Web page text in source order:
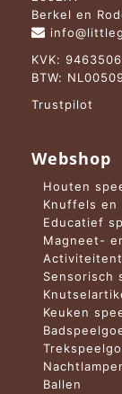
Berkel en
KVK:
BTW:
Trustpilot
Webshop
Houten
Knuffels en
Educatief
Magneet-
Sensorisch
Keuken
Ballen